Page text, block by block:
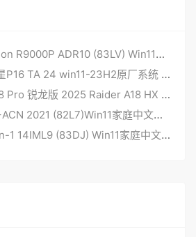
拯救者Lenovo Legion R9000P ADR10 (83LV) Win11家庭中文版 原厂系统
七彩虹ColorFul 隐星P16 TA 24 win11-23H2原厂系统 带COLORFUL一键还原
微星原厂系统泰坦18 Pro 锐龙版 2025 Raider A18 HX A9WIG原装WIN11系统带F3恢复功能
Lenovo 小新Air14+ACN 2021 (82L7)Win11家庭中文版 原厂系统
Lenovo Yoga 7 2-in-1 14IML9 (83DJ) Win11家庭中文版 原厂系统